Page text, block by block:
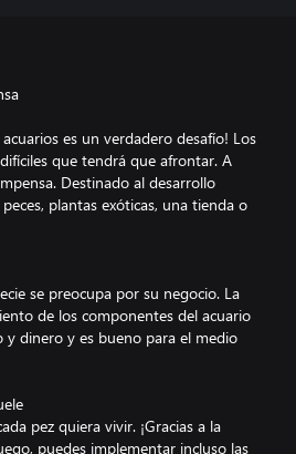
es un verdadero desafío! Los
que tendrá que afrontar. A
Destinado al desarrollo
plantas exóticas, una tienda o
se preocupa por su negocio. La
de los componentes del acuario
dinero y es bueno para el medio
pez quiera vivir. ¡Gracias a la
puedes implementar incluso las